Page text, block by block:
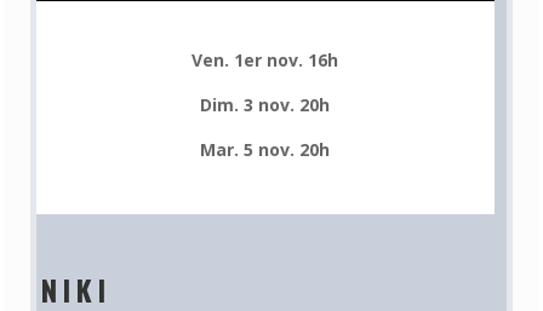
Ven. 1er nov. 16h
Dim. 3 nov. 20h
Mar. 5 nov. 20h
NIKI